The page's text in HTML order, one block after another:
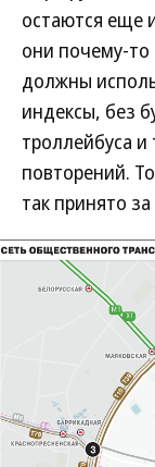
остаются еще
они почему-то
должны
индексы, без
троллейбуса
повторений.
так принято